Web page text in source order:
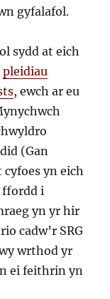
gyfalafol.
sydd at eich
pleidiau
, ewch ar eu
(Gan
yn eich
ffordd i
yn yr hir
cadw’r SRG
wrthod yr
ei feithrin yn